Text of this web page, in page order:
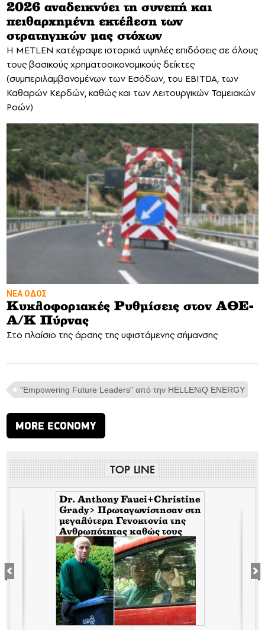
2026 αναδεικνύει τη συνεπή και
πειθαρχημένη εκτέλεση των
στρατηγικών μας στόχων
Η METLEN κατέγραψε ιστορικά υψηλές επιδόσεις σε όλους
τους βασικούς χρηματοοικονομικούς δείκτες
(συμπεριλαμβανομένων των Εσόδων, του EBITDA, των
Καθαρών Κερδών, καθώς και των Λειτουργικών Ταμειακών
Ροών)
ΝΕΑ ΟΔΟΣ
Κυκλοφοριακές Ρυθμίσεις στον ΑΘΕ-
Α/Κ Πύρνας
Στο πλαίσιο της άρσης της υφιστάμενης σήμανσης
"Empowering Future Leaders" από την HELLENiQ ENERGY
MORE ECONOMY
TOP LINE
Dr. Anthony Fauci+Christine
Grady> Πρωταγωνίστησαν στη
μεγαλύτερη Γενοκτονία της
Ανθρωπότητας καθώς τους
κάλυπταν οι μηντιακές
ερπύστριες του deep state.
Τώρα η σύζυγος υψώνει το
δάχτυλο στους φωτορεπόρτερ